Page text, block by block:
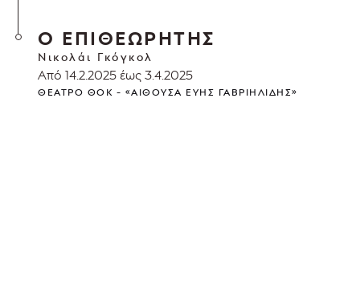
Ο ΕΠΙΘΕΩΡΗΤΗΣ
Νικολάι Γκόγκολ
Από 14.2.2025 έως 3.4.2025
ΘΈΑΤΡΟ ΘΟΚ - «ΑΊΘΟΥΣΑ ΕΎΗΣ ΓΑΒΡΙΗΛΊΔΗΣ»